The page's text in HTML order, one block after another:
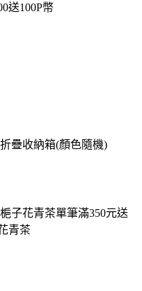
送100P幣
疊收納箱(顏色隨機)
子花青茶單筆滿350元送
青茶